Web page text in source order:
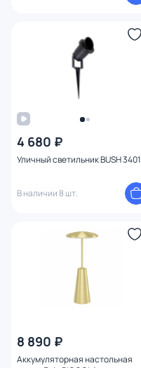
4 680 ₽
Уличный светильник BUSH 3401
В наличии 8 шт.
8 890 ₽
Аккумуляторная настольная